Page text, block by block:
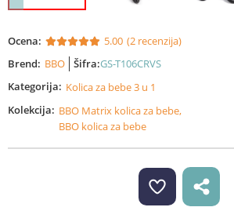
Ocena: 5.00 (2 recenzija)
Brend: BBO Šifra:GS-T106CRVS
Kategorija: Kolica za bebe 3 u 1
Kolekcija: BBO Matrix kolica za bebe,
BBO kolica za bebe